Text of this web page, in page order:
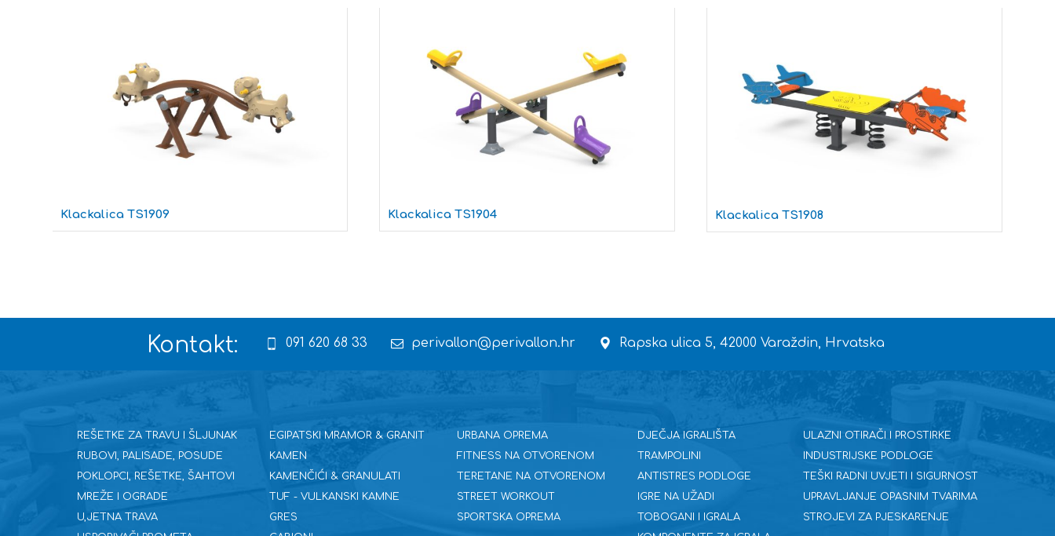
Klackalica TS1909 Klackalica TS1904 Klackalica TS1908
Kontakt: 091 620 68 33 perivallon@perivallon.hr Rapska ulica 5, 42000 Varaždin, Hrvatska
REŠETKE ZA TRAVU I ŠLJUNAK
RUBOVI, PALISADE, POSUDE
POKLOPCI, REŠETKE, ŠAHTOVI
MREŽE I OGRADE
U,JETNA TRAVA
EGIPATSKI MRAMOR & GRANIT
KAMEN
KAMENČIĆI & GRANULATI
TUF - VULKANSKI KAMNE
GRES
URBANA OPREMA
FITNESS NA OTVORENOM
TERETANE NA OTVORENOM
STREET WORKOUT
SPORTSKA OPREMA
DJEČJA IGRALIŠTA
TRAMPOLINI
ANTISTRES PODLOGE
IGRE NA UŽADI
TOBOGANI I IGRALA
ULAZNI OTIRAČI I PROSTIRKE
INDUSTRIJSKE PODLOGE
TEŠKI RADNI UVJETI I SIGURNOST
UPRAVLJANJE OPASNIM TVARIMA
STROJEVI ZA PJESKARENJE